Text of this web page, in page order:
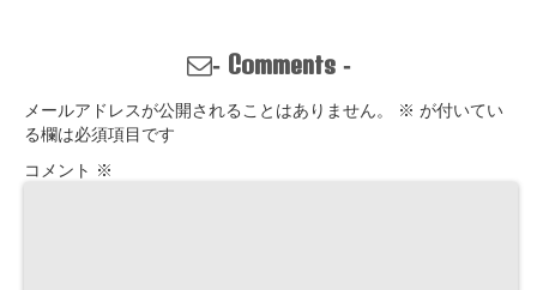
関係改善方法
はここにある
- Comments-
メールアドレスが公開されることはありません。 ※ が付いてい
る欄は必須項目です
コメント ※